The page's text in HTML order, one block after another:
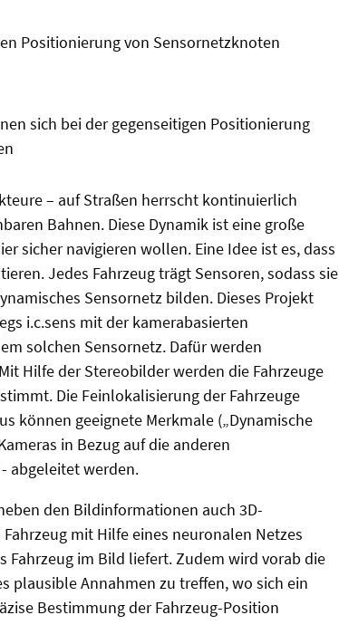
Positionierung von Sensornetzknoten
sich bei der gegenseitigen Positionierung
– auf Straßen herrscht kontinuierlich
Bahnen. Diese Dynamik ist eine große
sicher navigieren wollen. Eine Idee ist es, dass
Jedes Fahrzeug trägt Sensoren, sodass sie
Sensornetz bilden. Dieses Projekt
i.c.sens mit der kamerabasierten
solchen Sensornetz. Dafür werden
Hilfe der Stereobilder werden die Fahrzeuge
Die Feinlokalisierung der Fahrzeuge
können geeignete Merkmale („Dynamische
in Bezug auf die anderen
abgeleitet werden.
den Bildinformationen auch 3D-
mit Hilfe eines neuronalen Netzes
im Bild liefert. Zudem wird vorab die
plausible Annahmen zu treffen, wo sich ein
Bestimmung der Fahrzeug-Position